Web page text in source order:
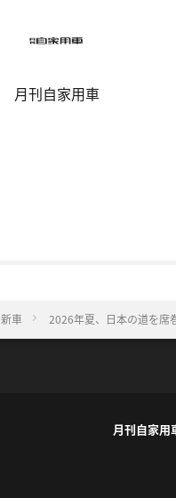
月刊自家用車
新車 2026年夏、日本の道を席
月刊自家用